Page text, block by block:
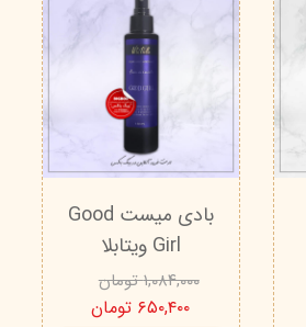
بادی میست Good
Girl ویتابلا
۱,۰۸۴,۰۰۰ تومان
۶۵۰,۴۰۰ تومان